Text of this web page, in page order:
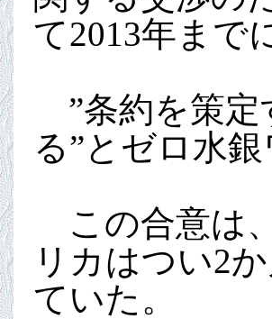
て2013年まで
”条約を策定
る”とゼロ水
この合意は
リカはつい2
ていた。